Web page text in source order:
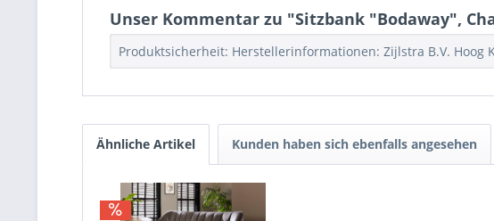
Unser Kommentar zu "Sitzbank "Bodaway",
Produktsicherheit: Herstellerinformationen: Zijlstra B.V. Hoog
Ähnliche Artikel Kunden haben sich ebenfalls angesehen